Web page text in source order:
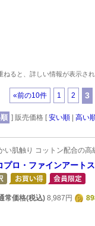
ると、詳しい情報が表示され
«前の10件 1 2 3
] 販売価格 [安い順 高い
い肌触り コットン配合の
プロ・ファインアート
常価格(税込) 8,987円